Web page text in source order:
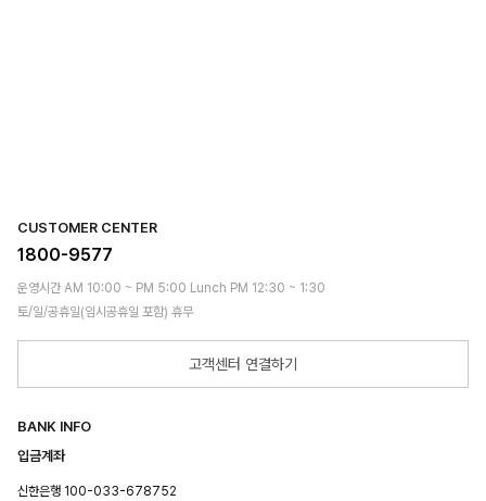
CUSTOMER CENTER
1800-9577
운영시간 AM 10:00 ~ PM 5:00 Lunch PM 12:30 ~ 1:30
토/일/공휴일(임시공휴일 포함) 휴무
고객센터 연결하기
BANK INFO
입금계좌
신한은행 100-033-678752